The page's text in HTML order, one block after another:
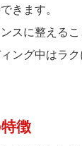
きます。
スに整える
ング中はラ
徴